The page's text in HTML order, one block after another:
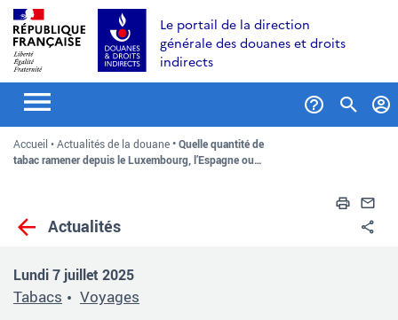
Aller
au
contenu
Aller
recherche
Aller
au
menu
Le portail de la direction
générale des douanes et droits
indirects
Accueil Actualités de la douane
Quelle quantité de
tabac ramener depuis le Luxembourg, l’Espagne ou…
Actualités
Lundi 7 juillet 2025
Tabacs Voyages